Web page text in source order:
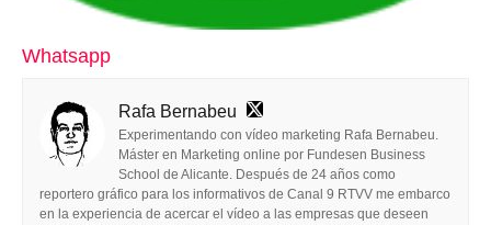
Whatsapp
Rafa Bernabeu
Experimentando con vídeo marketing Rafa Bernabeu.
Máster en Marketing online por Fundesen Business
School de Alicante. Después de 24 años como
reportero gráfico para los informativos de Canal 9 RTVV me embarco
en la experiencia de acercar el vídeo a las empresas que deseen